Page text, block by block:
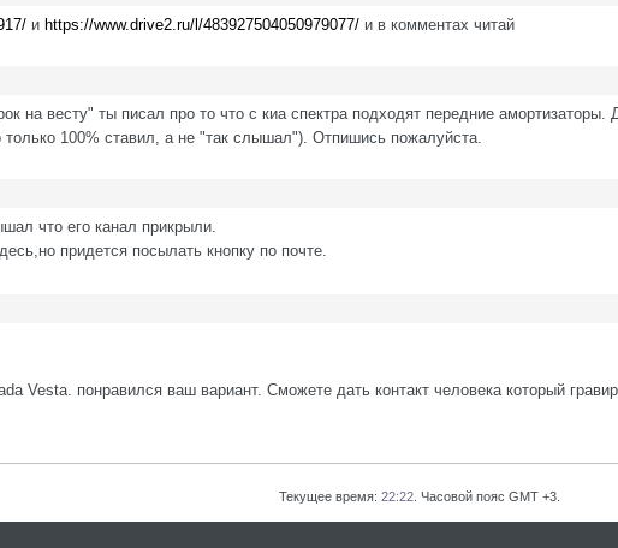
и https://www.drive2.ru/l/483927504050979077/ и в комментах читай
на весту" ты писал про то что с киа спектра подходят передние амортизаторы.
100% ставил, а не "так слышал"). Отпишись пожалуйста.
что его канал прикрыли.
придется посылать кнопку по почте.
Vesta. понравился ваш вариант. Сможете дать контакт человека который
Текущее время: 22:22 . Часовой пояс GMT +3.